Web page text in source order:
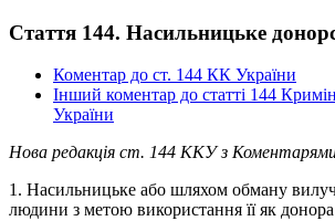
Стаття 144. Насильницьке
Коментар до ст. 144 КК України
Інший коментар до статті 144
України
Нова редакція ст. 144 ККУ з
1. Насильницьке або шляхом обману
людини з метою використання її як